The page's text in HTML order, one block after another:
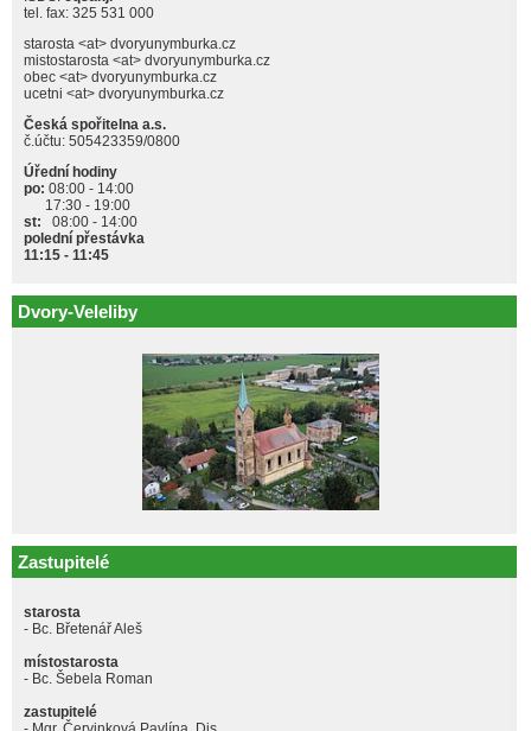
tel. fax: 325 531 000
starosta <at> dvoryunymburka.cz
mistostarosta <at> dvoryunymburka.cz
obec <at> dvoryunymburka.cz
ucetni <at> dvoryunymburka.cz
Česká spořitelna a.s.
č.účtu: 505423359/0800
Úřední hodiny
po: 08:00 - 14:00
17:30 - 19:00
st: 08:00 - 14:00
polední přestávka
11:15 - 11:45
Dvory-Veleliby
Zastupitelé
starosta
- Bc. Břetenář Aleš
místostarosta
- Bc. Šebela Roman
zastupitelé